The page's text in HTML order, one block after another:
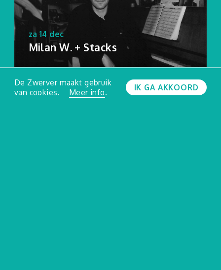
De Zwerver maakt gebruik
van cookies.
Meer info. IK GA AKKOORD
za 14 dec
Milan W. + Stacks